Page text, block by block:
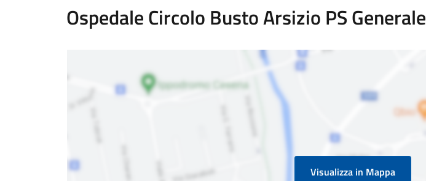
Ospedale Circolo Busto Arsizio PS Generale
Visualizza in Mappa